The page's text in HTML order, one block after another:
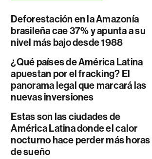
Deforestación en la Amazonía
brasileña cae 37% y apunta a su
nivel más bajo desde 1988
¿Qué países de América Latina
apuestan por el fracking? El
panorama legal que marcará las
nuevas inversiones
Estas son las ciudades de
América Latina donde el calor
nocturno hace perder más horas
de sueño